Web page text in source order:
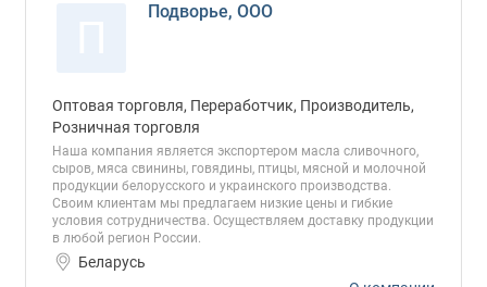
Подворье, ООО
Оптовая торговля, Переработчик, Производитель,
Розничная торговля
Наша компания является экспортером масла сливочного,
сыров, мяса свинины, говядины, птицы, мясной и молочной
продукции белорусского и украинского производства.
Своим клиентам мы предлагаем низкие цены и гибкие
условия сотрудничества. Осуществляем доставку продукции
в любой регион России.
Беларусь